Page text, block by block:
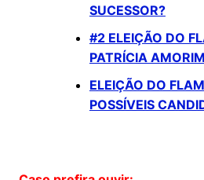
SUCESSOR?
#2 ELEIÇÃO DO
PATRÍCIA
ELEIÇÃO DO
POSSÍVEIS